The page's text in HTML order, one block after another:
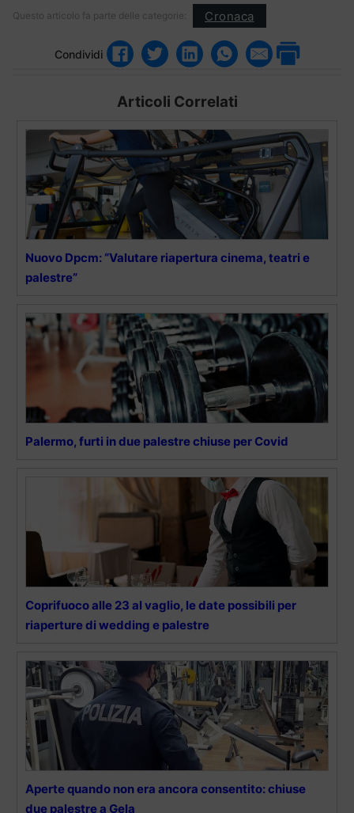
Questo articolo fa parte delle categorie: Cronaca
Condividi
Articoli Correlati
Nuovo Dpcm: “Valutare riapertura cinema, teatri e
palestre”
Palermo, furti in due palestre chiuse per Covid
Coprifuoco alle 23 al vaglio, le date possibili per
riaperture di wedding e palestre
Aperte quando non era ancora consentito: chiuse
due palestre a Gela